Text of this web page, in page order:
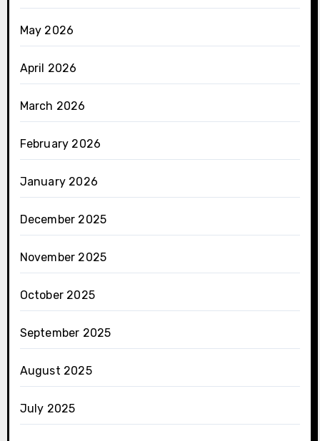
May 2026
April 2026
March 2026
February 2026
January 2026
December 2025
November 2025
October 2025
September 2025
August 2025
July 2025